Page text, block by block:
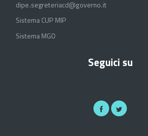
dipe.segreteriacd@governo.it
Sistema CUP MIP
Sistema MGO
Seguici su